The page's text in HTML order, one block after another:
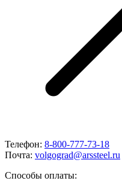
Телефон: 8-800-777-73-18
Почта: volgograd@arssteel.ru
Способы оплаты: